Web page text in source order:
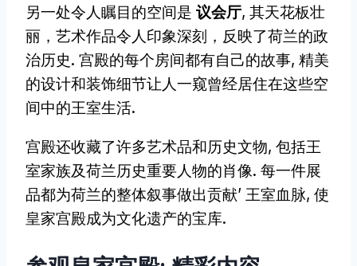
另一处令人瞩目的空间是 议会厅, 其天花板壮
丽，艺术作品令人印象深刻，反映了荷兰的政
治历史. 宫殿的每个房间都有自己的故事, 精美
的设计和装饰细节让人一窥曾经居住在这些空
间中的王室生活.
宫殿还收藏了许多艺术品和历史文物, 包括王
室家族及荷兰历史重要人物的肖像. 每一件展
品都为荷兰的整体叙事做出贡献’ 王室血脉, 使
皇家宫殿成为文化遗产的宝库.